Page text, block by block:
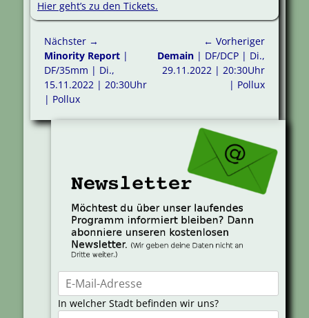
Hier geht’s zu den Tickets.
Beitragsnavigation
← Vorheriger
Vorheriger
Beitrag:
Demain | DF/DCP | Di.,
29.11.2022 | 20:30Uhr
| Pollux
Nächster →
Nächster
Beitrag:
Minority Report |
DF/35mm | Di.,
15.11.2022 | 20:30Uhr
| Pollux
In welcher Stadt befinden wir uns?